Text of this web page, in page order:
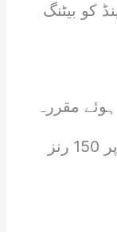
کو بیٹنگ
ہوئے مقررہ
20 اوورز میں4 وکٹوں کے نقصان پر 150 رنز